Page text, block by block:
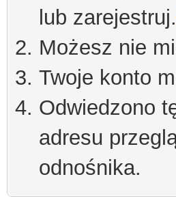
lub zarejestruj.
Możesz nie
Twoje konto
Odwiedzono
adresu
odnośnika.